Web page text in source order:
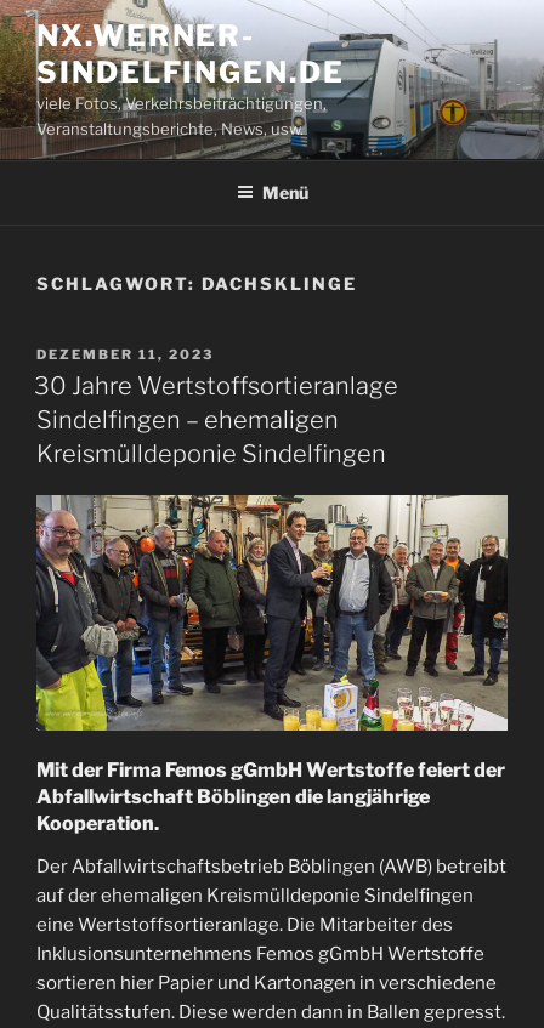
Zum
Inhalt
springen
NX.WERNER-
SINDELFINGEN.DE
viele Fotos, Verkehrsbeiträchtigungen,
Veranstaltungsberichte, News, usw.
Menü
SCHLAGWORT: DACHSKLINGE
VERÖFFENTLICHT
AM
DEZEMBER 11, 2023
30 Jahre Wertstoffsortieranlage
Sindelfingen – ehemaligen
Kreismülldeponie Sindelfingen
Mit der Firma Femos gGmbH Wertstoffe feiert der
Abfallwirtschaft Böblingen die langjährige
Kooperation.
Der Abfallwirtschaftsbetrieb Böblingen (AWB) betreibt
auf der ehemaligen Kreismülldeponie Sindelfingen
eine Wertstoffsortieranlage. Die Mitarbeiter des
Inklusionsunternehmens Femos gGmbH Wertstoffe
sortieren hier Papier und Kartonagen in verschiedene
Qualitätsstufen. Diese werden dann in Ballen gepresst.